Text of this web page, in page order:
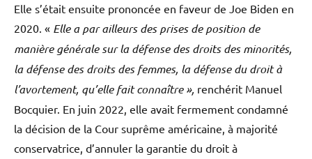
Elle s’était ensuite prononcée en faveur de Joe Biden en
2020. « Elle a par ailleurs des prises de position de
manière générale sur la défense des droits des minorités,
la défense des droits des femmes, la défense du droit à
l’avortement, qu’elle fait connaître », renchérit Manuel
Bocquier. En juin 2022, elle avait fermement condamné
la décision de la Cour suprême américaine, à majorité
conservatrice, d’annuler la garantie du droit à